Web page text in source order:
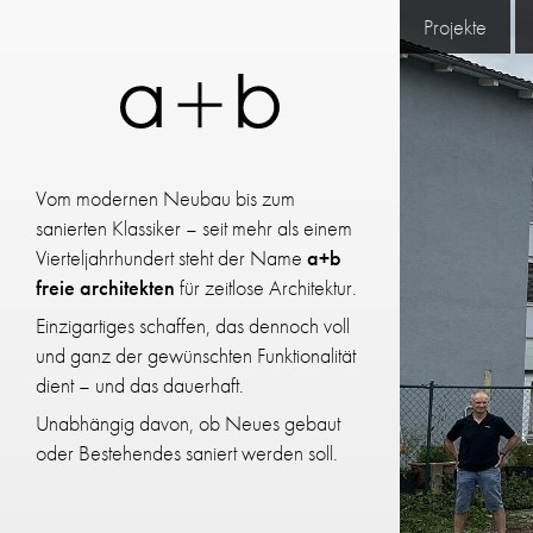
Vom modernen Neubau bis zum
sanierten Klassiker – seit mehr als einem
Vierteljahrhundert steht der Name a+b
freie architekten für zeitlose Architektur.
Einzigartiges schaffen, das dennoch voll
und ganz der gewünschten Funktionalität
dient – und das dauerhaft.
Unabhängig davon, ob Neues gebaut
oder Bestehendes saniert werden soll.
Projekte